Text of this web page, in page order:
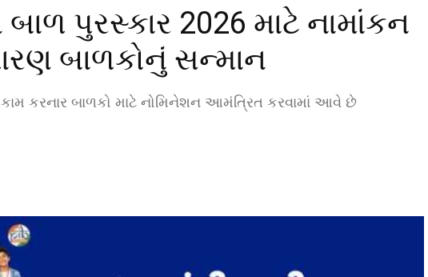
બાળ પુરસ્કાર 2026 માટે નામાંકન
બાળકોનું સન્માન
કરનાર બાળકો માટે નોમિનેશન આમંત્રિત કરવામાં આવે છે